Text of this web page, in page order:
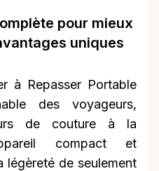
pour mieux
uniques
à Repasser Portable
des voyageurs,
de couture à la
compact et
légèreté de seulement